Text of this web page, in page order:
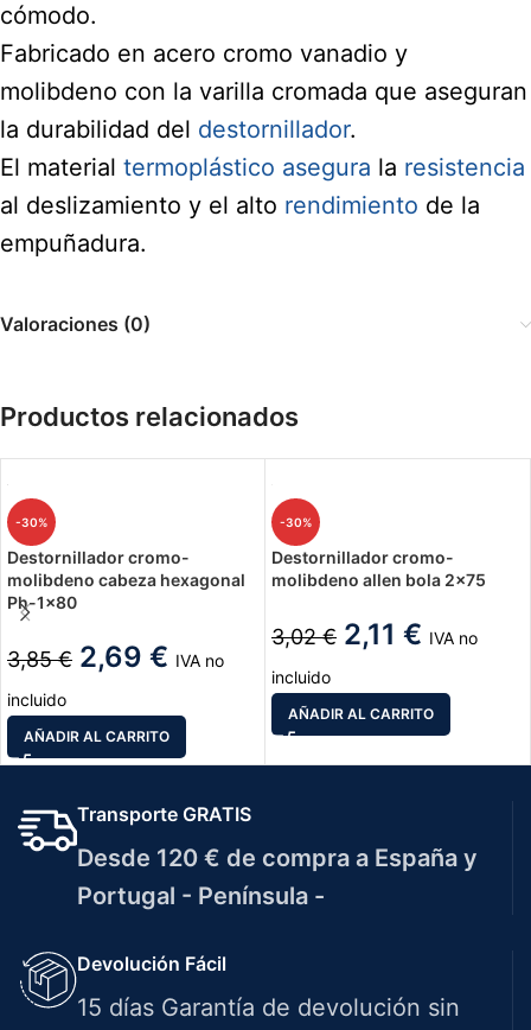
cómodo.
Fabricado en acero cromo vanadio y
molibdeno con la varilla cromada que aseguran
la durabilidad del destornillador.
El material termoplástico asegura la resistencia
al deslizamiento y el alto rendimiento de la
empuñadura.
Valoraciones (0)
Productos relacionados
-30%
Destornillador cromo-
molibdeno cabeza hexagonal
Ph-1×80
3,85€ 2,69 € IVA no
incluido
AÑADIR AL CARRITO
-30%
Destornillador cromo-
molibdeno allen bola 2×75
3,02€ 2,11 € IVA no
incluido
AÑADIR AL CARRITO
Transporte GRATIS
Desde 120 € de compra a España y
Portugal - Península -
Devolución Fácil
15 días Garantía de devolución sin